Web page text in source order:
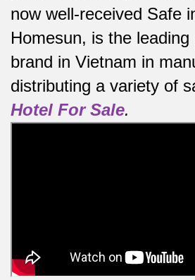
now well-received Safe
Homesun, is the
brand in Vietnam in
distributing a variety of
Hotel For Sale.